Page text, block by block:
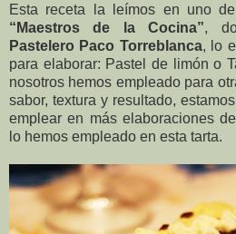
Esta receta la leímos en uno
“Maestros de la Cocina”,
Pastelero Paco Torreblanca, lo
para elaborar: Pastel de limón o
nosotros hemos empleado para
sabor, textura y resultado,
emplear en más elaboraciones
lo hemos empleado en esta tarta.